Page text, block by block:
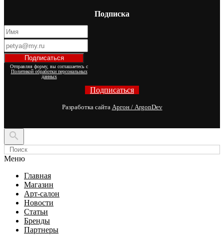
Подписка
Отправляя форму, вы соглашаетесь с
Политикой обработки персональных
данных
Подписаться
Разработка сайта Аргон / ArgonDev

Меню
Главная
Магазин
Арт-салон
Новости
Статьи
Бренды
Партнеры